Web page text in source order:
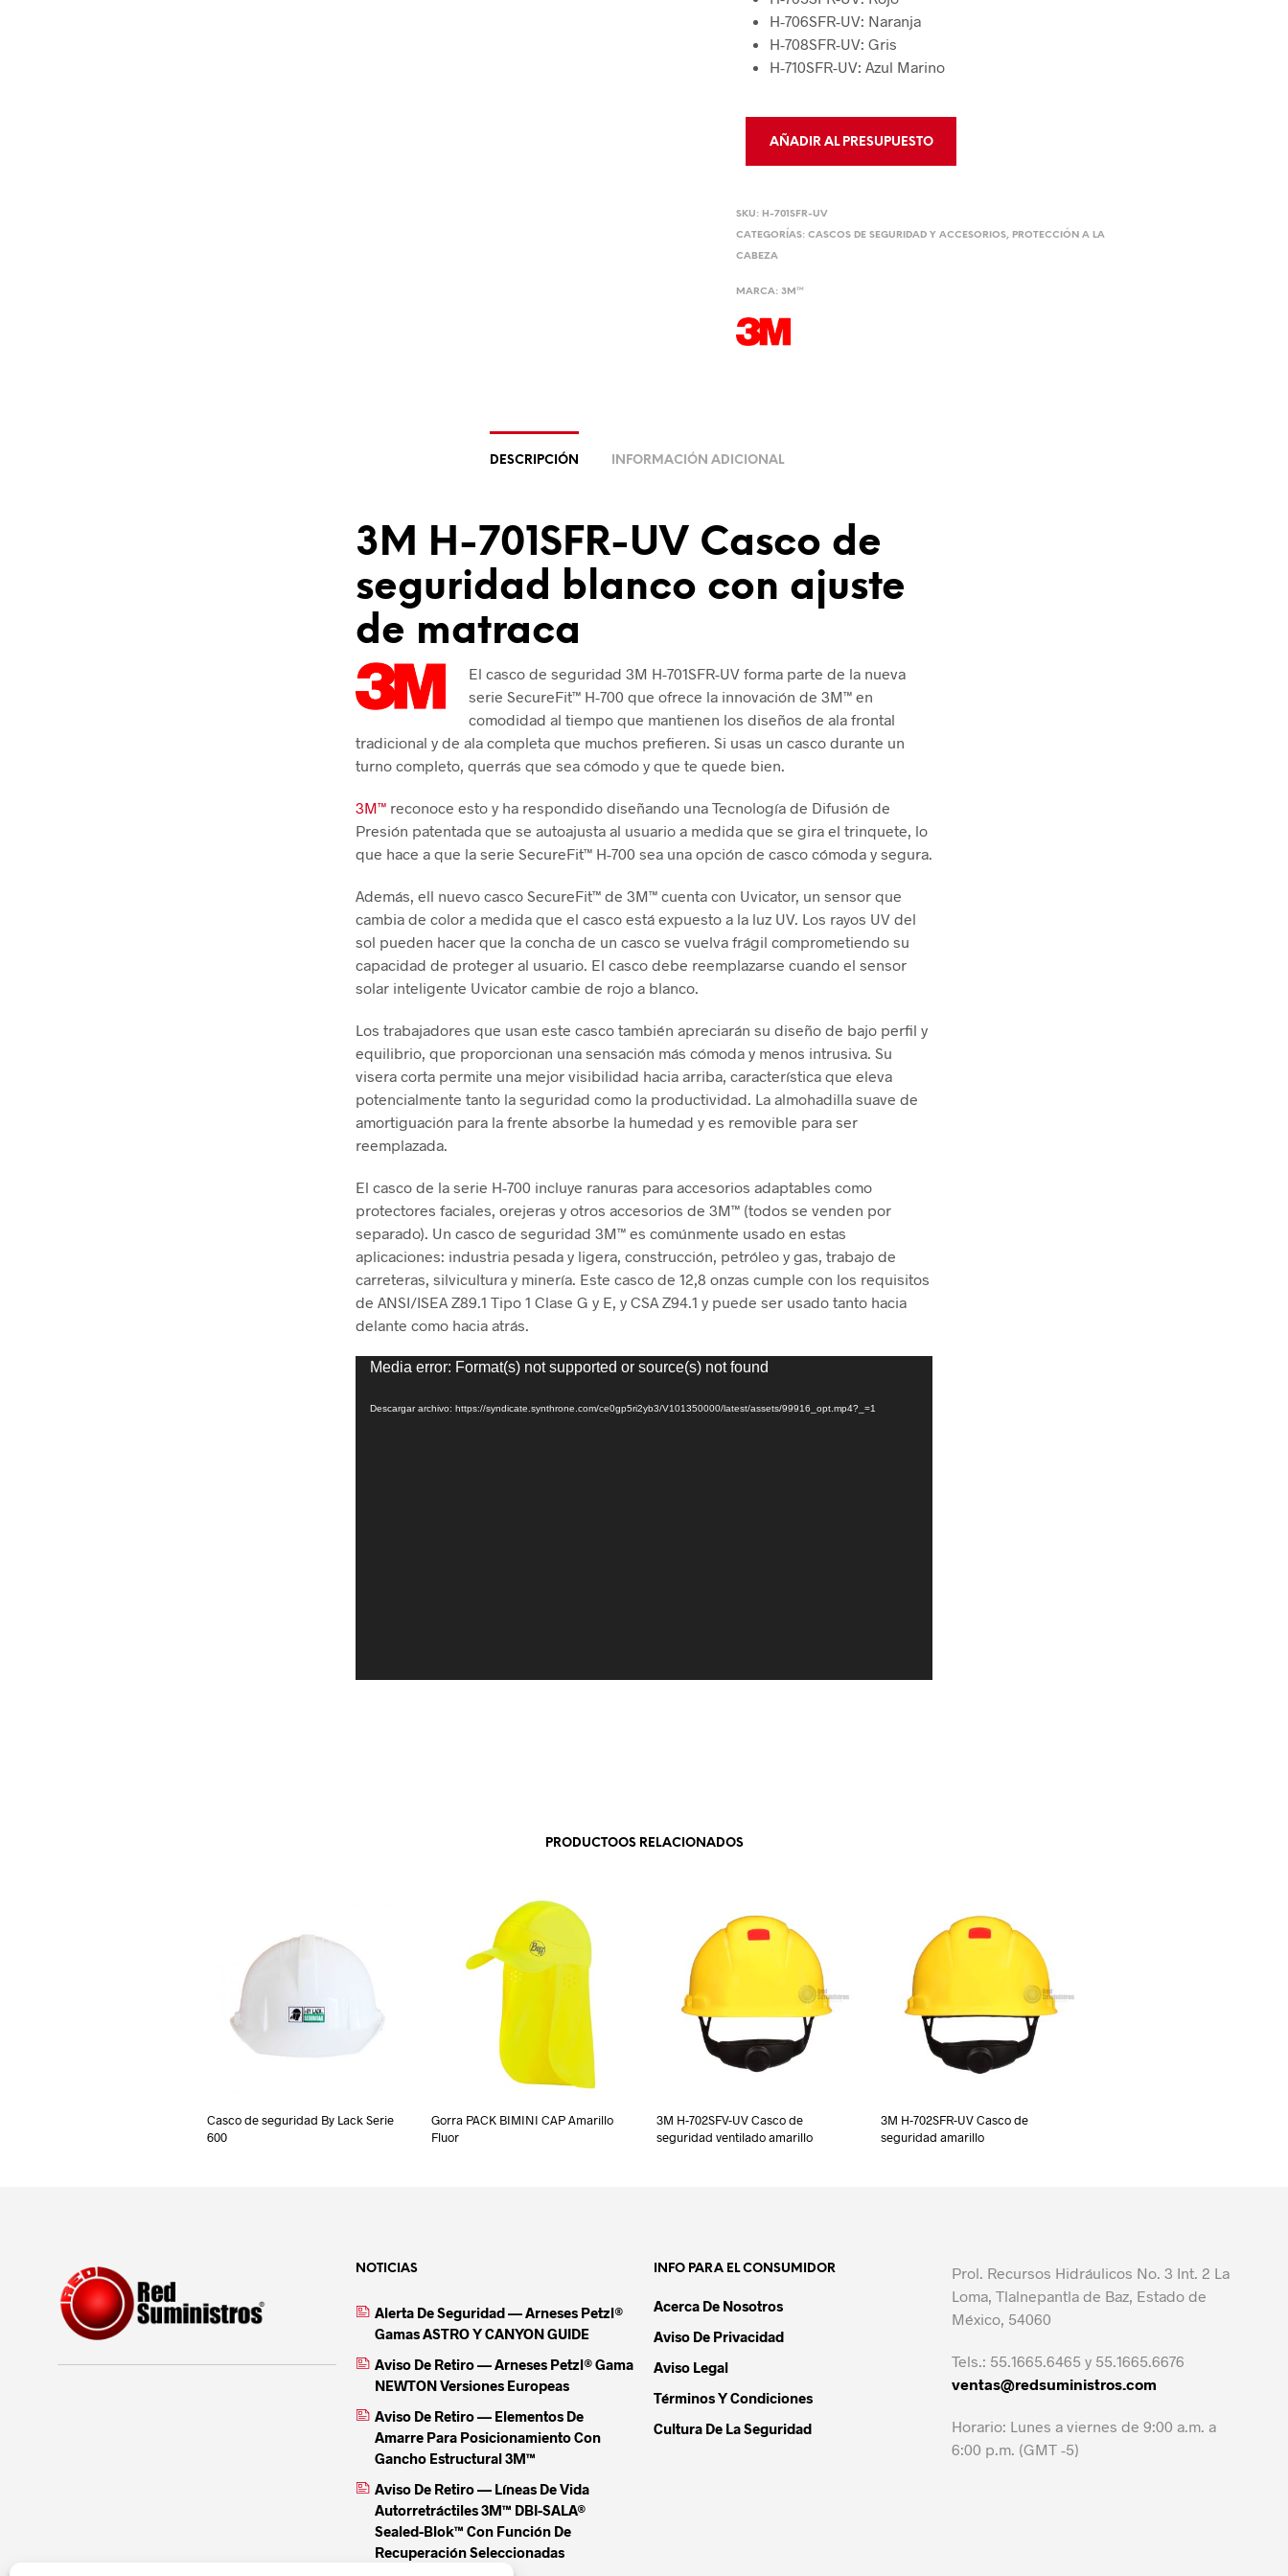
H-706SFR-UV: Naranja
H-708SFR-UV: Gris
H-710SFR-UV: Azul Marino
AÑADIR AL PRESUPUESTO
SKU: H-701SFR-UV
CATEGORÍAS:CASCOS DE SEGURIDAD Y ACCESORIOS, PROTECCIÓN A LA
CABEZA
MARCA:3M™
DESCRIPCIÓN INFORMACIÓN ADICIONAL
3M H-701SFR-UV Casco de
seguridad blanco con ajuste
de matraca
El casco de seguridad 3M H-701SFR-UV forma parte de la nueva
serie SecureFit™ H-700 que ofrece la innovación de 3M™ en
comodidad al tiempo que mantienen los diseños de ala frontal
tradicional y de ala completa que muchos prefieren. Si usas un casco durante un
turno completo, querrás que sea cómodo y que te quede bien.
3M™ reconoce esto y ha respondido diseñando una Tecnología de Difusión de
Presión patentada que se autoajusta al usuario a medida que se gira el trinquete, lo
que hace a que la serie SecureFit™ H-700 sea una opción de casco cómoda y segura.
Además, ell nuevo casco SecureFit™ de 3M™ cuenta con Uvicator, un sensor que
cambia de color a medida que el casco está expuesto a la luz UV. Los rayos UV del
sol pueden hacer que la concha de un casco se vuelva frágil comprometiendo su
capacidad de proteger al usuario. El casco debe reemplazarse cuando el sensor
solar inteligente Uvicator cambie de rojo a blanco.
Los trabajadores que usan este casco también apreciarán su diseño de bajo perfil y
equilibrio, que proporcionan una sensación más cómoda y menos intrusiva. Su
visera corta permite una mejor visibilidad hacia arriba, característica que eleva
potencialmente tanto la seguridad como la productividad. La almohadilla suave de
amortiguación para la frente absorbe la humedad y es removible para ser
reemplazada.
El casco de la serie H-700 incluye ranuras para accesorios adaptables como
protectores faciales, orejeras y otros accesorios de 3M™ (todos se venden por
separado). Un casco de seguridad 3M™ es comúnmente usado en estas
aplicaciones: industria pesada y ligera, construcción, petróleo y gas, trabajo de
carreteras, silvicultura y minería. Este casco de 12,8 onzas cumple con los requisitos
de ANSI/ISEA Z89.1 Tipo 1 Clase G y E, y CSA Z94.1 y puede ser usado tanto hacia
delante como hacia atrás.
Reproductor
vídeo
Media error: Format(s) not supported or source(s) not found
Descargar archivo: https://syndicate.synthrone.com/ce0gp5ri2yb3/V101350000/latest/assets/99916_opt.mp4?_=1
PRODUCTOOS RELACIONADOS
Casco de seguridad By Lack Serie
600
Gorra PACK BIMINI CAP Amarillo
Fluor
3M H-702SFV-UV Casco de
seguridad ventilado amarillo
3M H-702SFR-UV Casco de
seguridad amarillo
NOTICIAS
Alerta De Seguridad — Arneses Petzl®
Gamas ASTRO Y CANYON GUIDE
Aviso De Retiro — Arneses Petzl® Gama
NEWTON Versiones Europeas
Aviso De Retiro — Elementos De
Amarre Para Posicionamiento Con
Gancho Estructural 3M™
Aviso De Retiro — Líneas De Vida
Autorretráctiles 3M™ DBI-SALA®
Sealed-Blok™ Con Función De
Recuperación Seleccionadas
INFO PARA EL CONSUMIDOR
Acerca De Nosotros
Aviso De Privacidad
Aviso Legal
Términos Y Condiciones
Cultura De La Seguridad
Prol. Recursos Hidráulicos No. 3 Int. 2 La
Loma, Tlalnepantla de Baz, Estado de
México, 54060
Tels.: 55.1665.6465 y 55.1665.6676
ventas@redsuministros.com
Horario: Lunes a viernes de 9:00 a.m. a
6:00 p.m. (GMT -5)